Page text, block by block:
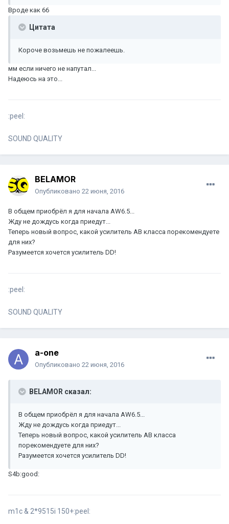
Вроде как 66
Цитата
Короче возьмешь не пожалеешь.
мм если ничего не напутал...
Надеюсь на это...
:peel:
SOUND QUALITY
BELAMOR
Опубликовано 22 июня, 2016
В общем приобрёл я для начала AW6.5...
Жду не дождусь когда приедут...
Теперь новый вопрос, какой усилитель АВ класса порекомендуете
для них?
Разумеется хочется усилитель DD!
:peel:
SOUND QUALITY
a-one
Опубликовано 22 июня, 2016
BELAMOR сказал:
В общем приобрёл я для начала AW6.5...
Жду не дождусь когда приедут...
Теперь новый вопрос, какой усилитель АВ класса
порекомендуете для них?
Разумеется хочется усилитель DD!
S4b:good:
m1c & 2*9515i 150+:peel: